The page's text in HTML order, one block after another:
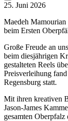
25. Juni 2026
Maedeh Mamourian
beim Ersten
Große Freude an
beim diesjährigen
gestalteten Reels
Preisverleihung
Regensburg statt.
Mit ihren kreativen
Jason-James
gesamten